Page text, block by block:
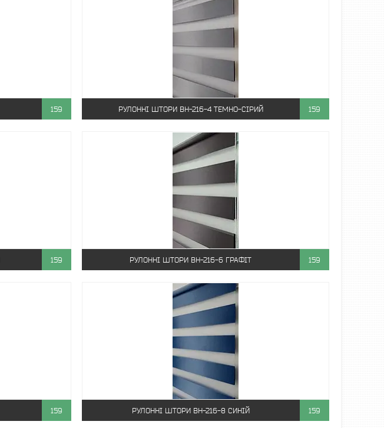
159 РУЛОННІ ШТОРИ ВН-216-4 ТЕМНО-СІРИЙ 159
159 РУЛОННІ ШТОРИ ВН-216-6 ГРАФІТ 159
159 РУЛОННІ ШТОРИ ВН-216-8 СИНІЙ 159